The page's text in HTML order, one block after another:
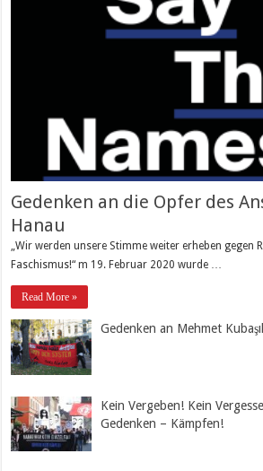
Gedenken an die Opfer des
Hanau
„Wir werden unsere Stimme weiter erheben gegen
Faschismus!“ m 19. Februar 2020 wurde …
Read More »
Gedenken an Mehmet
Kein Vergeben! Kein
Gedenken – Kämpfen!